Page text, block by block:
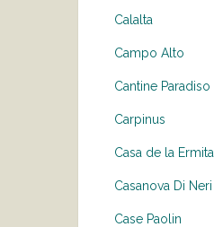
Calalta
Campo Alto
Cantine Paradiso
Carpinus
Casa de la Ermita
Casanova Di Neri
Case Paolin